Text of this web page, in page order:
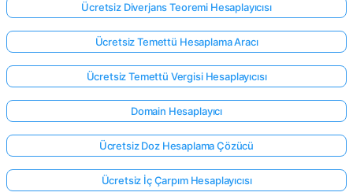
Ücretsiz Diverjans Teoremi Hesaplayıcısı
Ücretsiz Temettü Hesaplama Aracı
Ücretsiz Temettü Vergisi Hesaplayıcısı
Domain Hesaplayıcı
Ücretsiz Doz Hesaplama Çözücü
Ücretsiz İç Çarpım Hesaplayıcısı